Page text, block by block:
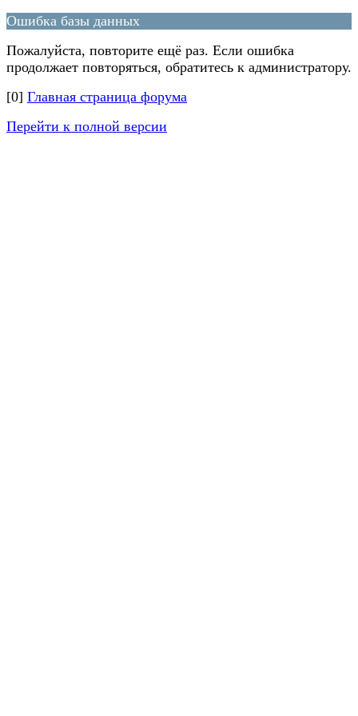
Ошибка базы данных
Пожалуйста, повторите ещё раз. Если ошибка
продолжает повторяться, обратитесь к администратору.
[0] Главная страница форума
Перейти к полной версии